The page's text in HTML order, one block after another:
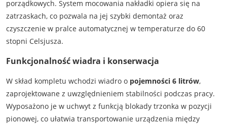
porządkowych. System mocowania nakładki opiera się na
zatrzaskach, co pozwala na jej szybki demontaż oraz
czyszczenie w pralce automatycznej w temperaturze do 60
stopni Celsjusza.
Funkcjonalność wiadra i konserwacja
W skład kompletu wchodzi wiadro o pojemności 6 litrów,
zaprojektowane z uwzględnieniem stabilności podczas pracy.
Wyposażono je w uchwyt z funkcją blokady trzonka w pozycji
pionowej, co ułatwia transportowanie urządzenia między